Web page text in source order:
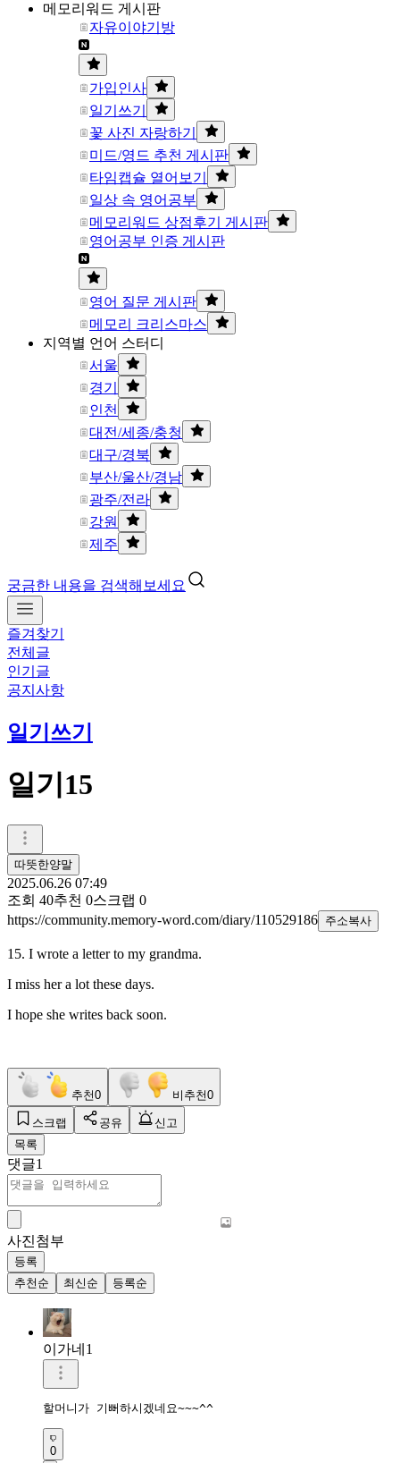
메모리워드 게시판
자유이야기방
가입인사
일기쓰기
꽃 사진 자랑하기
미드/영드 추천 게시판
타임캡슐 열어보기
일상 속 영어공부
메모리워드 상점후기 게시판
영어공부 인증 게시판
영어 질문 게시판
메모리 크리스마스
지역별 언어 스터디
서울
경기
인천
대전/세종/충청
대구/경북
부산/울산/경남
광주/전라
강원
제주
궁금한 내용을 검색해보세요
즐겨찾기
전체글
인기글
공지사항
일기쓰기
일기15
따뜻한양말
2025.06.26 07:49
조회 40추천 0스크랩 0
https://community.memory-word.com/diary/110529186 주소복사
15. I wrote a letter to my grandma.
I miss her a lot these days.
I hope she writes back soon.
추천0 비추천0
스크랩 공유
신고
목록
댓글1
사진첨부
등록
추천순
최신순 등록순
이가네1
할머니가 기뻐하시겠네요~~~^^
0